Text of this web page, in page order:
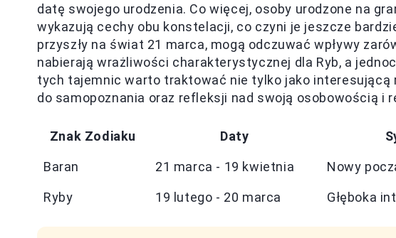
datę swojego urodzenia. Co więcej, osoby urodzone na
wykazują cechy obu konstelacji, co czyni je jeszcze
przyszły na świat 21 marca, mogą odczuwać wpływy
nabierają wrażliwości charakterystycznej dla Ryb, a
tych tajemnic warto traktować nie tylko jako interesującą
do samopoznania oraz refleksji nad swoją osobowością i
Znak Zodiaku Daty
Baran 21 marca - 19 kwietnia Nowy
Ryby 19 lutego - 20 marca Głęboka